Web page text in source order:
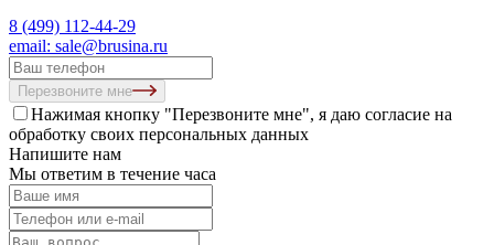
8 (499) 112-44-29
email: sale@brusina.ru
Перезвоните мне
Нажимая кнопку "Перезвоните мне", я даю согласие на
обработку своих персональных данных
Напишите нам
Мы ответим в течение часа